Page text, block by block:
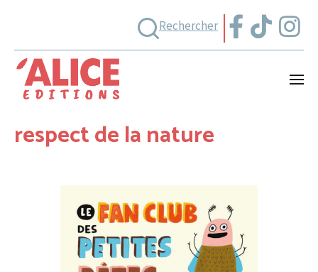
Rechercher
respect de la nature